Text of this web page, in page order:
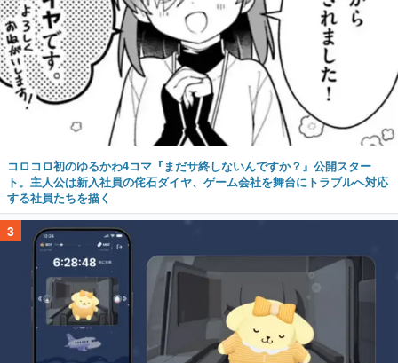
コロコロ初のゆるかわ4コマ『まだサ終しないんですか？』公開スター
ト。主人公は新入社員の侘石ダイヤ、ゲーム会社を舞台にトラブルへ対応
する社員たちを描く
3